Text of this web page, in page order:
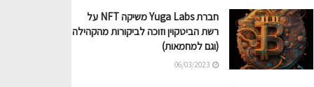
חברת Yuga Labs משיקה NFT על
רשת הביטקוין וזוכה לביקורות מהקהילה
(וגם למחמאות)